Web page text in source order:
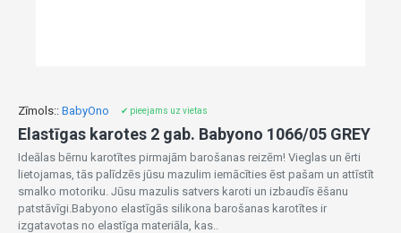
Zīmols:: BabyOno ✔ pieejams uz vietas
Elastīgas karotes 2 gab. Babyono 1066/05 GREY
Ideālas bērnu karotītes pirmajām barošanas reizēm! Vieglas un ērti
lietojamas, tās palīdzēs jūsu mazulim iemācīties ēst pašam un attīstīt
smalko motoriku. Jūsu mazulis satvers karoti un izbaudīs ēšanu
patstāvīgi.Babyono elastīgās silikona barošanas karotītes ir
izgatavotas no elastīga materiāla, kas..